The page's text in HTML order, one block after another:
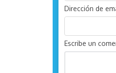
Dirección de
Escribe un